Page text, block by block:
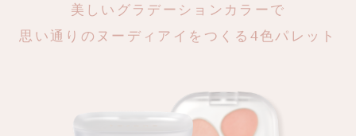
美しいグラデーションカラーで
思い通りのヌーディアイをつくる4色パレット